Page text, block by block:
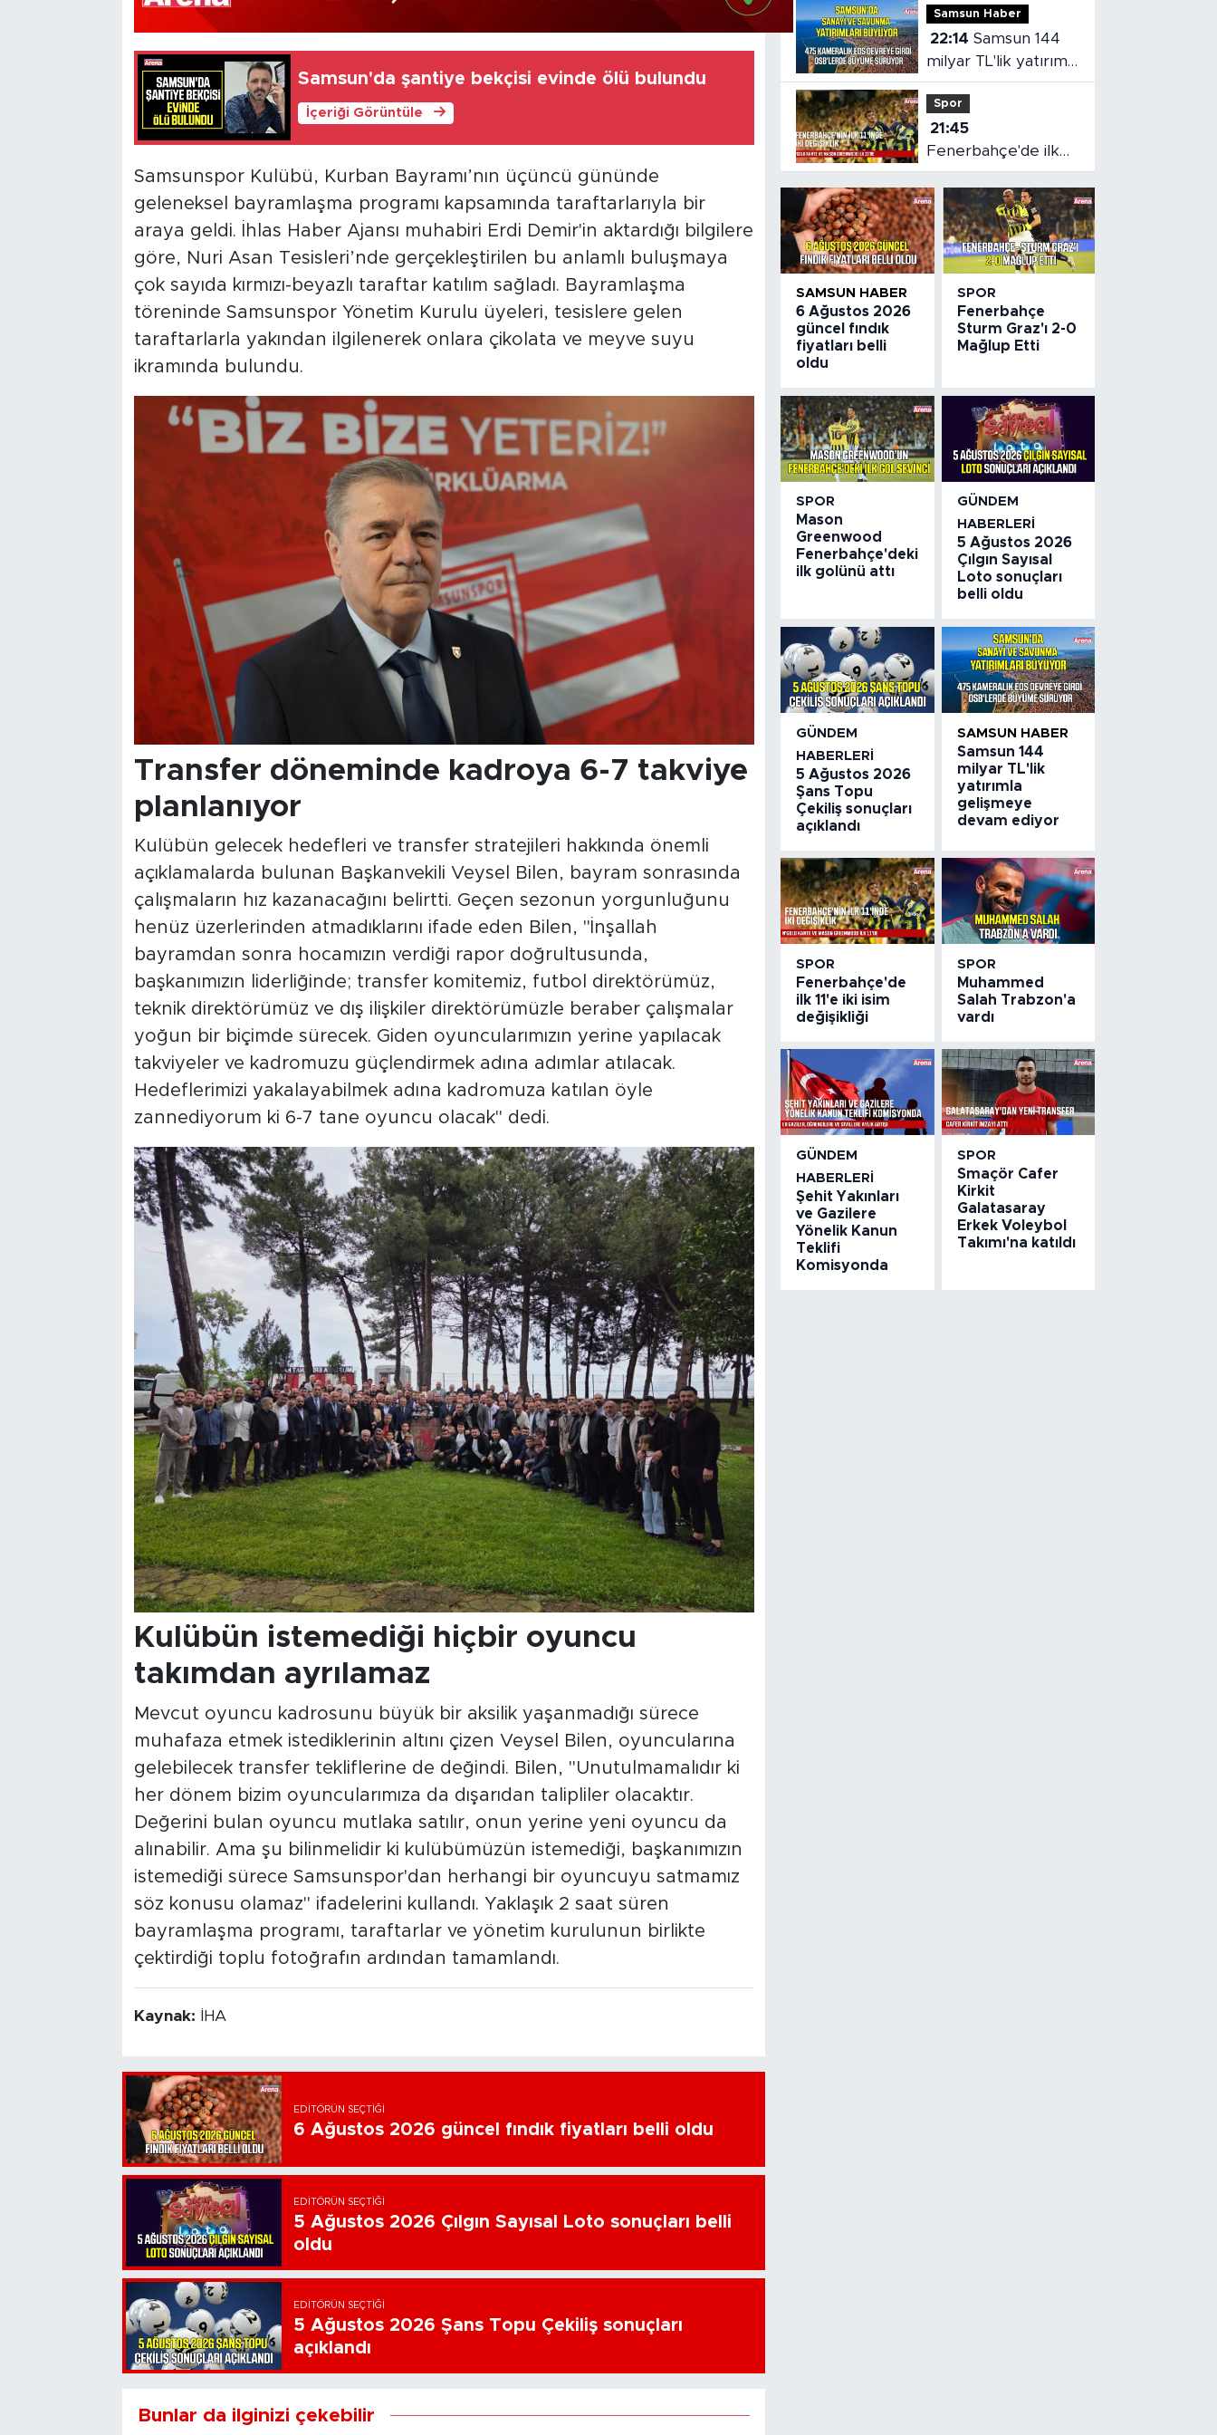
Samsun'da şantiye bekçisi evinde ölü bulundu
İçeriği Görüntüle
Samsunspor Kulübü, Kurban Bayramı’nın üçüncü gününde
geleneksel bayramlaşma programı kapsamında taraftarlarıyla bir
araya geldi. İhlas Haber Ajansı muhabiri Erdi Demir'in aktardığı bilgilere
göre, Nuri Asan Tesisleri’nde gerçekleştirilen bu anlamlı buluşmaya
çok sayıda kırmızı-beyazlı taraftar katılım sağladı. Bayramlaşma
töreninde Samsunspor Yönetim Kurulu üyeleri, tesislere gelen
taraftarlarla yakından ilgilenerek onlara çikolata ve meyve suyu
ikramında bulundu.
Transfer döneminde kadroya 6-7 takviye
planlanıyor
Kulübün gelecek hedefleri ve transfer stratejileri hakkında önemli
açıklamalarda bulunan Başkanvekili Veysel Bilen, bayram sonrasında
çalışmaların hız kazanacağını belirtti. Geçen sezonun yorgunluğunu
henüz üzerlerinden atmadıklarını ifade eden Bilen, "İnşallah
bayramdan sonra hocamızın verdiği rapor doğrultusunda,
başkanımızın liderliğinde; transfer komitemiz, futbol direktörümüz,
teknik direktörümüz ve dış ilişkiler direktörümüzle beraber çalışmalar
yoğun bir biçimde sürecek. Giden oyuncularımızın yerine yapılacak
takviyeler ve kadromuzu güçlendirmek adına adımlar atılacak.
Hedeflerimizi yakalayabilmek adına kadromuza katılan öyle
zannediyorum ki 6-7 tane oyuncu olacak" dedi.
Kulübün istemediği hiçbir oyuncu
takımdan ayrılamaz
Mevcut oyuncu kadrosunu büyük bir aksilik yaşanmadığı sürece
muhafaza etmek istediklerinin altını çizen Veysel Bilen, oyuncularına
gelebilecek transfer tekliflerine de değindi. Bilen, "Unutulmamalıdır ki
her dönem bizim oyuncularımıza da dışarıdan talipliler olacaktır.
Değerini bulan oyuncu mutlaka satılır, onun yerine yeni oyuncu da
alınabilir. Ama şu bilinmelidir ki kulübümüzün istemediği, başkanımızın
istemediği sürece Samsunspor'dan herhangi bir oyuncuyu satmamız
söz konusu olamaz" ifadelerini kullandı. Yaklaşık 2 saat süren
bayramlaşma programı, taraftarlar ve yönetim kurulunun birlikte
çektirdiği toplu fotoğrafın ardından tamamlandı.
Kaynak: İHA
EDITÖRÜN SEÇTIĞI
6 Ağustos 2026 güncel fındık fiyatları belli oldu
EDITÖRÜN SEÇTIĞI
5 Ağustos 2026 Çılgın Sayısal Loto sonuçları belli
oldu
EDITÖRÜN SEÇTIĞI
5 Ağustos 2026 Şans Topu Çekiliş sonuçları
açıklandı
Bunlar da ilginizi çekebilir
Samsun Haber
22:14 Samsun 144
milyar TL'lik yatırımla
gelişmeye devam
ediyor
Spor
21:45
Fenerbahçe'de ilk
11'e iki isim değişikliği
SAMSUN HABER
6 Ağustos 2026
güncel fındık
fiyatları belli
oldu
SPOR
Fenerbahçe
Sturm Graz'ı 2-0
Mağlup Etti
SPOR
Mason
Greenwood
Fenerbahçe'deki
ilk golünü attı
GÜNDEM
HABERLERI
5 Ağustos 2026
Çılgın Sayısal
Loto sonuçları
belli oldu
GÜNDEM
HABERLERI
5 Ağustos 2026
Şans Topu
Çekiliş sonuçları
açıklandı
SAMSUN HABER
Samsun 144
milyar TL'lik
yatırımla
gelişmeye
devam ediyor
SPOR
Fenerbahçe'de
ilk 11'e iki isim
değişikliği
SPOR
Muhammed
Salah Trabzon'a
vardı
GÜNDEM
HABERLERI
Şehit Yakınları
ve Gazilere
Yönelik Kanun
Teklifi
Komisyonda
SPOR
Smaçör Cafer
Kirkit
Galatasaray
Erkek Voleybol
Takımı'na katıldı